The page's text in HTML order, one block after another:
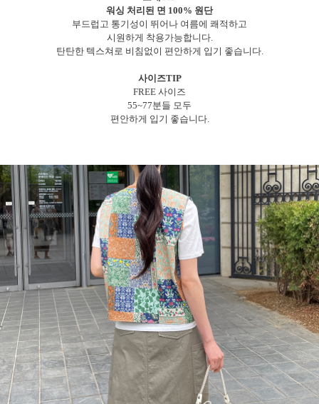
워싱 처리된 면 100% 원단
부드럽고 통기성이 뛰어나 여름에 쾌적하고
시원하게 착용가능합니다.
탄탄한 텍스쳐로 비침없이 편안하게 입기 좋습니다.
사이즈TIP
FREE 사이즈
55~77분들 모두
편안하게 입기 좋습니다.